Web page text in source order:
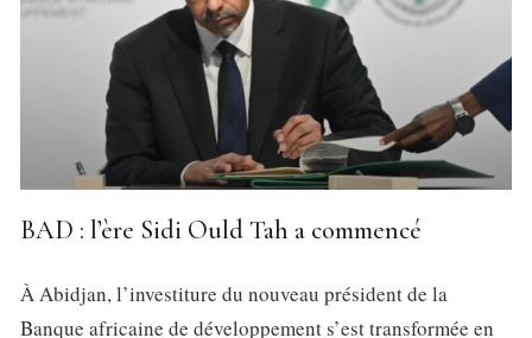
BAD : l’ère Sidi Ould Tah a commencé
À Abidjan, l’investiture du nouveau président de la
Banque africaine de développement s’est transformée en